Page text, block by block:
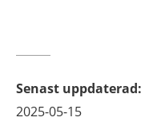
Senast uppdaterad:
2025-05-15